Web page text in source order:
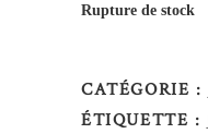
Rupture de stock
CATÉGORIE :
ÉTIQUETTE :